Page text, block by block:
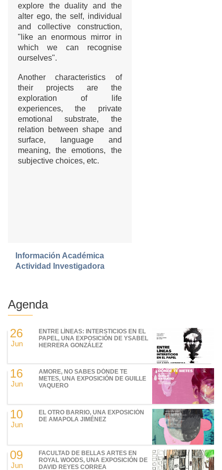
explore the duality and the
alter ego, the self, individual
and collective construction,
"like an enormous mirror in
which we can recognise
ourselves".
Another characteristics of
their projects are the
exploration of life
experiences, the private
emotional substrate, the
relation between shape and
surface, language and
meaning, the emotions, the
subjective choices, etc.
Información Académica
Actividad Investigadora
Agenda
26
Jun
ENTRE LÍNEAS: INTERSTICIOS EN EL
PAPEL, UNA EXPOSICIÓN DE YSABEL
HERRERA GONZÁLEZ
16
Jun
AMORE, NO SABES DÓNDE TE
METES, UNA EXPOSICIÓN DE GUILLE
VAQUERO
10
Jun
EL OTRO BARRIO, UNA EXPOSICIÓN
DE AMAPOLA JIMÉNEZ
09
Jun
FACULTAD DE BELLAS ARTES EN
ROYAL WOODS, UNA EXPOSICIÓN DE
DAVID REYES CORREA